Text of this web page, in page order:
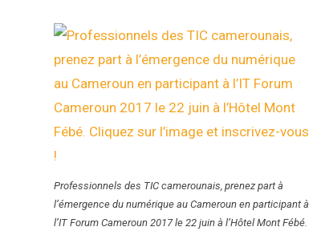
Professionnels des TIC camerounais, prenez part à
l’émergence du numérique au Cameroun en participant à
l’IT Forum Cameroun 2017 le 22 juin à l’Hôtel Mont Fébé.